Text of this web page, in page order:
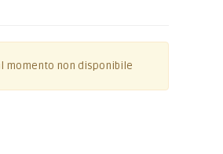
momento non disponibile